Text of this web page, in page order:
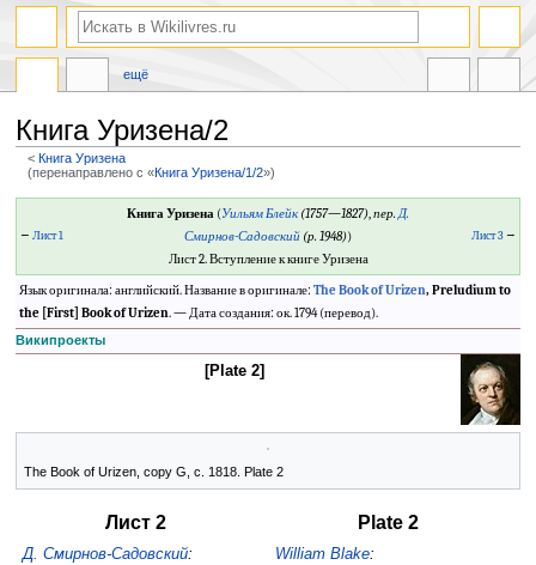
Книга Уризена/2
<Книга Уризена
(перенаправлено с «Книга Уризена/1/2»)
← Лист 1
Книга Уризена (Уильям Блейк (1757—1827),пер.Д.
Смирнов-Садовский (р. 1948))
Лист 2. Вступление к книге Уризена
Лист 3→
Язык оригинала: английский. Название в оригинале: The Book of Urizen, Preludium to
the [First] Book of Urizen. — Дата создания: ок. 1794 (перевод).
Википроекты
[Plate 2]
The Book of Urizen, copy G, c. 1818. Plate 2
Лист 2
Д. Смирнов-Садовский:
Plate 2
William Blake:
ещё